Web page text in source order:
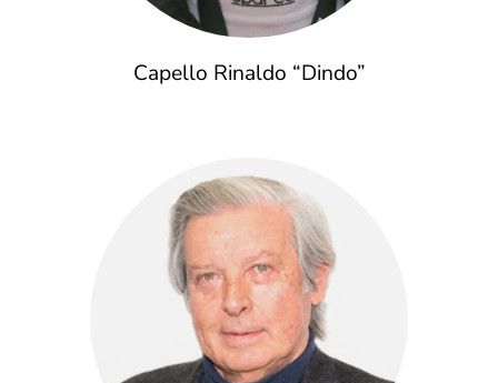
Capello Rinaldo “Dindo”